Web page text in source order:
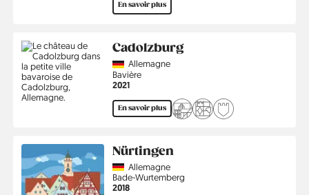
En savoir plus
Cadolzburg
CountryAllemagne
Région
Bavière
Année
2021
En savoir plus
Nürtingen
CountryAllemagne
Région
Bade-Wurtemberg
Année
2018